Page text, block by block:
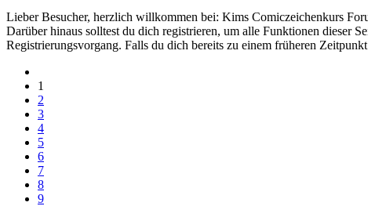
Lieber Besucher, herzlich willkommen bei: Kims Comiczeichenkurs
Darüber hinaus solltest du dich registrieren, um alle Funktionen dieser
Registrierungsvorgang. Falls du dich bereits zu einem früheren
1
2
3
4
5
6
7
8
9